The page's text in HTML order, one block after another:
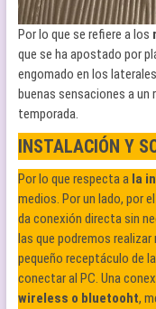
Por lo que se refiere a los
que se ha apostado por
engomado en los
buenas sensaciones a un
temporada.
INSTALACIÓN Y
Por lo que respecta a la
medios. Por un lado, por el
da conexión directa sin
las que podremos
pequeño receptáculo de
conectar al PC. Una
wireless o bluetooht,